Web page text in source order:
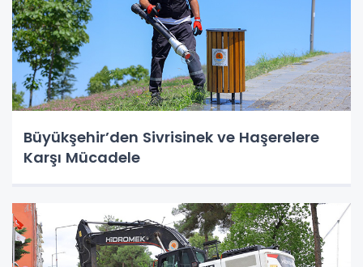
Büyükşehir’den Sivrisinek ve Haşerelere
Karşı Mücadele